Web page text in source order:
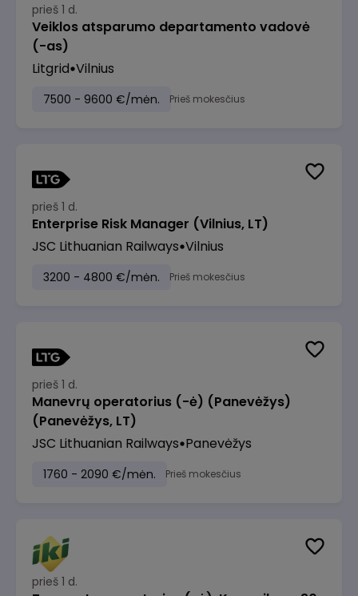
prieš 1 d.
Veiklos atsparumo departamento vadovė
(-as)
Litgrid Vilnius
7500 - 9600 €/mėn. Prieš mokesčius
prieš 1 d.
Enterprise Risk Manager (Vilnius, LT)
JSC Lithuanian Railways Vilnius
3200 - 4800 €/mėn. Prieš mokesčius
prieš 1 d.
Manevrų operatorius (-ė) (Panevėžys)
(Panevėžys, LT)
JSC Lithuanian Railways Panevėžys
1760 - 2090 €/mėn. Prieš mokesčius
prieš 1 d.